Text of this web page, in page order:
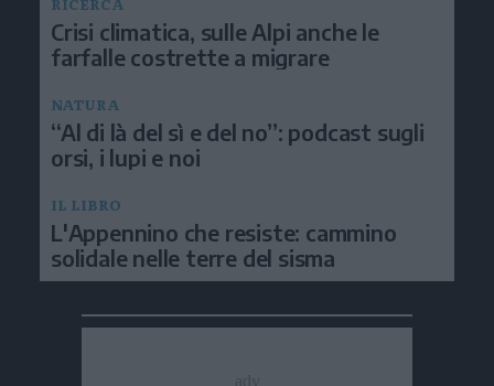
Crisi climatica, sulle Alpi anche le
farfalle costrette a migrare
NATURA
“Al di là del sì e del no”: podcast sugli
orsi, i lupi e noi
IL LIBRO
L'Appennino che resiste: cammino
solidale nelle terre del sisma